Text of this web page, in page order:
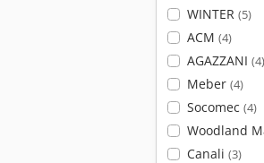
WINTER (5)
ACM (4)
AGAZZANI (4)
Meber (4)
Socomec (4)
Woodland
Canali (3)